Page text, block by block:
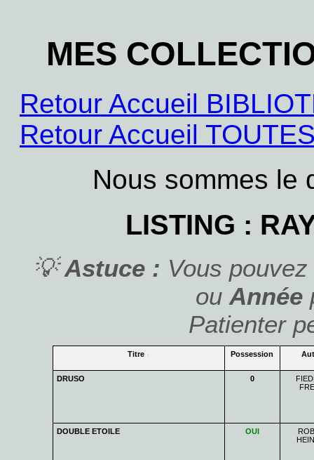
MES
Retour Accueil
Retour Accueil
Nous sommes le
LISTING :
💡Astuce : Vous
ou Année
Patienter
Titre Possession
DRUSO 0
DOUBLE ETOILE OUI